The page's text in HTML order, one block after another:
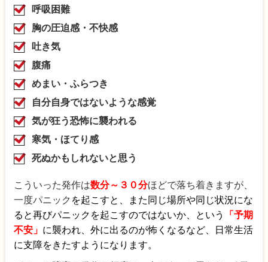
呼吸困難
胸の圧迫感・不快感
吐き気
腹痛
めまい・ふらつき
自分自身ではないような感覚
気が狂う恐怖に襲われる
寒気・ ほてり感
死ぬかもしれないと思う
こういった発作は数分～３０分ほどで落ち着きますが、
一度パニック を起こすと、また同じ場所や同じ状況にな
ると再びパニックを起こすのではないか、という
「予期
不安」 に襲われ、外に出るのが怖くなるなど、日常生活
に支障をきたすようになります。